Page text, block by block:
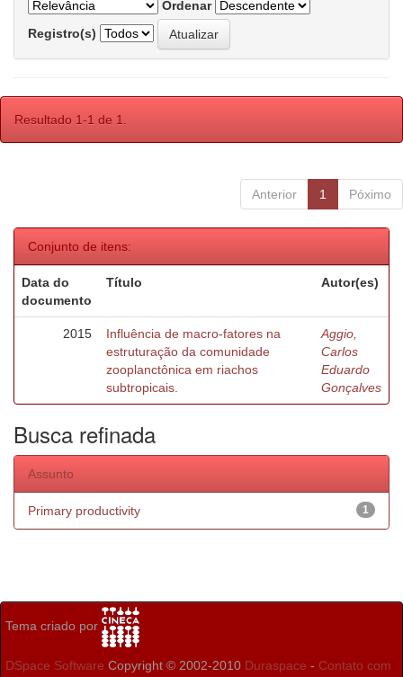
Ordenar
Registro(s)
Resultado 1-1 de 1.
Anterior 1 Póximo
Conjunto de itens:
Data do
documento
Título Autor(es)
2015
Influência de macro-fatores na
estruturação da comunidade
zooplanctônica em riachos
subtropicais.
Aggio,
Carlos
Eduardo
Gonçalves
Busca refinada
Assunto
1
Primary productivity
Tema criado por
DSpace Software Copyright © 2002-2010 Duraspace - Contato com